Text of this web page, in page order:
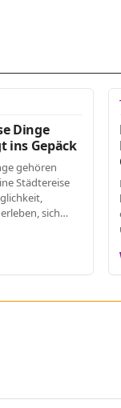
Dinge
ins Gepäck
gehören
Städtereise
sich…